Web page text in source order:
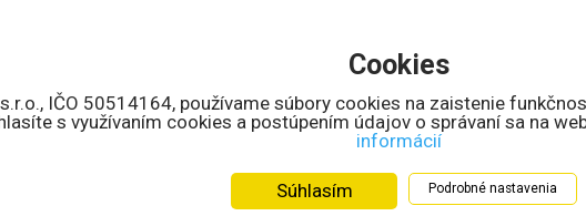
Cookies
IČO 50514164, používame súbory cookies na zaistenie
s využívaním cookies a postúpením údajov o správaní sa na
informácií
Súhlasím Podrobné nastavenia
Obchodné podmienky
Puncový úrad SR
Elektronicke odstúpenie od zmluvy
Možnosti platby
Doprava a ceny
Reklamačné podmienky
Reklamačný formulár